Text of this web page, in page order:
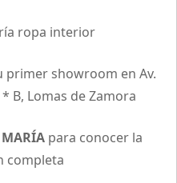
primer showroom en Av.
B, Lomas de Zamora
MARÍA para conocer la
completa